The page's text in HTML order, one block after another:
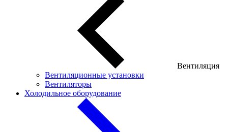
Вентиляция
Вентиляционные установки
Вентиляторы
Холодильное оборудование